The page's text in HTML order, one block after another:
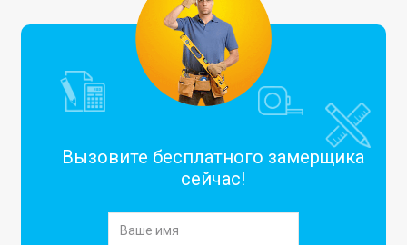
Вызовите бесплатного замерщика
сейчас!